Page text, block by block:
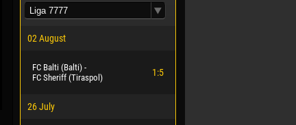
02 August
FC Balti (Balti) -
FC Sheriff (Tiraspol)
1:5
26 July